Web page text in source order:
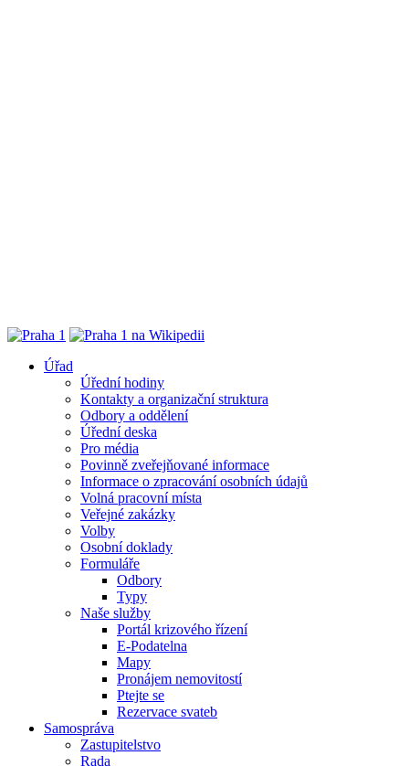
Úřad
Úřední hodiny
Kontakty a organizační struktura
Odbory a oddělení
Úřední deska
Pro média
Povinně zveřejňované informace
Informace o zpracování osobních údajů
Volná pracovní místa
Veřejné zakázky
Volby
Osobní doklady
Formuláře
Odbory
Typy
Naše služby
Portál krizového řízení
E-Podatelna
Mapy
Pronájem nemovitostí
Ptejte se
Rezervace svateb
Samospráva
Zastupitelstvo
Rada